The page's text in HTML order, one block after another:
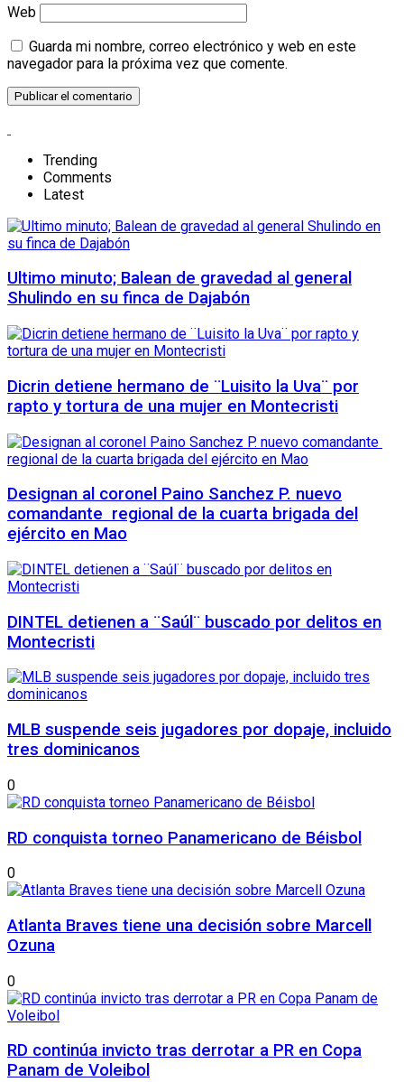
Web
Guarda mi nombre, correo electrónico y web en este
navegador para la próxima vez que comente.
Trending
Comments
Latest
Ultimo minuto; Balean de gravedad al general
Shulindo en su finca de Dajabón
Dicrin detiene hermano de ¨Luisito la Uva¨ por
rapto y tortura de una mujer en Montecristi
Designan al coronel Paino Sanchez P. nuevo
comandante regional de la cuarta brigada del
ejército en Mao
DINTEL detienen a ¨Saúl¨ buscado por delitos en
Montecristi
MLB suspende seis jugadores por dopaje, incluido
tres dominicanos
0
RD conquista torneo Panamericano de Béisbol
0
Atlanta Braves tiene una decisión sobre Marcell
Ozuna
0
RD continúa invicto tras derrotar a PR en Copa
Panam de Voleibol